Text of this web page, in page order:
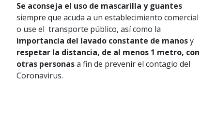
Se aconseja el uso de mascarilla y guantes
siempre que acuda a un establecimiento comercial
o use el transporte público, así como la
importancia del lavado constante de manosy
respetar la distancia, de al menos 1 metro, con
otras personasa fin de prevenir el contagio del
Coronavirus.